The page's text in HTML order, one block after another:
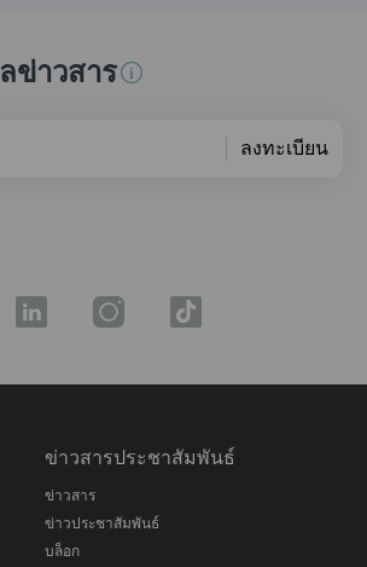
ข่าวสาร
ลงทะเบียน
ข่าวสารประชาสัมพันธ์
ข่าวสาร
ข่าวประชาสัมพันธ์
บล็อก